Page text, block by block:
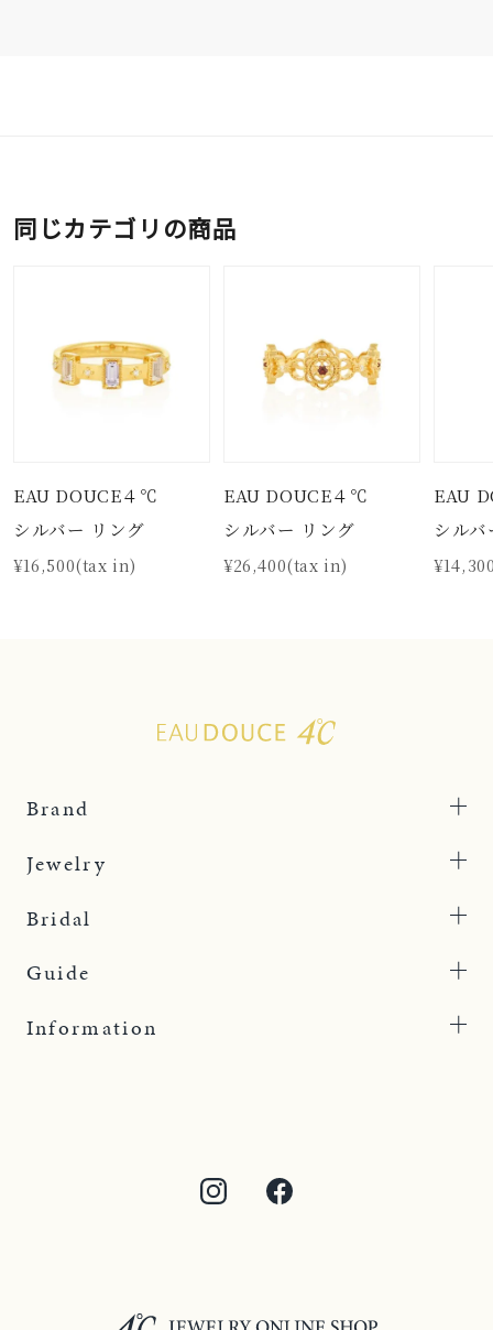
同じカテゴリの商品
EAU DOUCE４℃
シルバー リング
¥16,500(tax in)
EAU DOUCE４℃
シルバー リング
¥26,400(tax in)
EAU
シル
Brand
Jewelry
Bridal
Guide
Information